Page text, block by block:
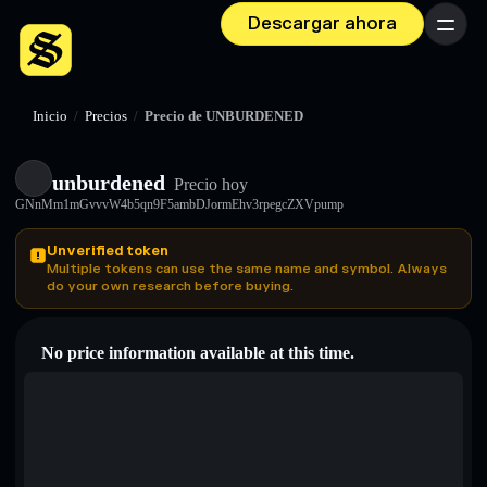
Descargar ahora Menú
Inicio / Precios / Precio de UNBURDENED
unburdened Precio hoy
GNnMm1mGvvvW4b5qn9F5ambDJormEhv3rpegcZXVpump
Unverified token
Multiple tokens can use the same name and symbol. Always
do your own research before buying.
No price information available at this time.